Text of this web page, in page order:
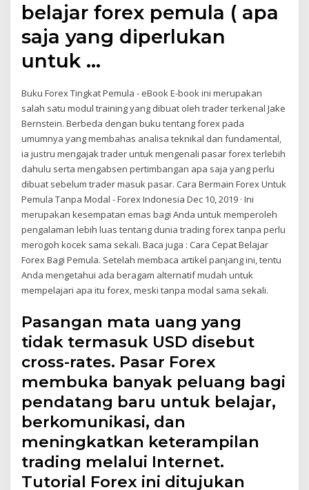
belajar forex pemula ( apa
saja yang diperlukan
untuk ...
Buku Forex Tingkat Pemula - eBook E-book ini merupakan
salah satu modul training yang dibuat oleh trader terkenal Jake
Bernstein. Berbeda dengan buku tentang forex pada
umumnya yang membahas analisa teknikal dan fundamental,
ia justru mengajak trader untuk mengenali pasar forex terlebih
dahulu serta mengabsen pertimbangan apa saja yang perlu
dibuat sebelum trader masuk pasar. Cara Bermain Forex Untuk
Pemula Tanpa Modal - Forex Indonesia Dec 10, 2019 · Ini
merupakan kesempatan emas bagi Anda untuk memperoleh
pengalaman lebih luas tentang dunia trading forex tanpa perlu
merogoh kocek sama sekali. Baca juga : Cara Cepat Belajar
Forex Bagi Pemula. Setelah membaca artikel panjang ini, tentu
Anda mengetahui ada beragam alternatif mudah untuk
mempelajari apa itu forex, meski tanpa modal sama sekali.
Pasangan mata uang yang
tidak termasuk USD disebut
cross-rates. Pasar Forex
membuka banyak peluang bagi
pendatang baru untuk belajar,
berkomunikasi, dan
meningkatkan keterampilan
trading melalui Internet.
Tutorial Forex ini ditujukan